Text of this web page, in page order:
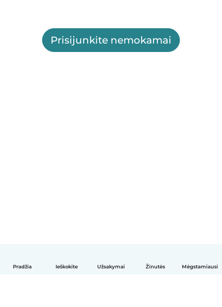
Pradžia Ieškokite Užsakymai Žinutės Mėgstamiausi
Prisijunkite nemokamai